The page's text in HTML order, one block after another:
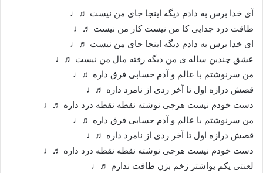
آی خدا برس به دادم دیگه اینجا جای من نیست ♬♩
طاقت درد جدایی کا من نیست کار من نیست ♬♩
ای خدا برس به دادم دیگه اینجا جای من نیست ♬♩
عشق چندین ساله ی من دیگه رفته مال من نیست ♬♩
من سرنوشتم با عالم و آدم حسابی فرق داره ♬♩
قصش درازه اول تا آخر ردی از نامرد داره ♬♩
دست خودم نیست هرچی نوشته نقطه نقطه درد داره ♬♩
من سرنوشتم با عالم و آدم حسابی فرق داره ♬♩
قصش درازه اول تا آخر ردی از نامرد داره ♬♩
دست خودم نیست هرچی نوشته نقطه نقطه درد داره ♬♩
لعنتی یکم یواشتر زخم بزن طاقت ندارم ♬♩